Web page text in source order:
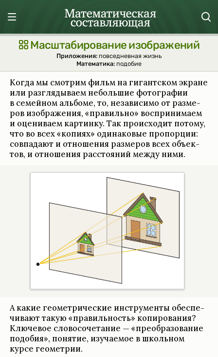
Масштабирование изображений
Приложения: повседневная жизнь
Математика: подобие
Когда мы смот­рим фильм на гигант­ском экране
или разгля­ды­ваем небольшие фотографии
в семей­ном аль­боме, то, неза­ви­симо от разме­
ров изоб­раже­ния, «пра­вильно» воспри­нимаем
и оце­ни­ваем кар­тинку. Так про­ис­хо­дит потому,
что во всех «копиях» оди­на­ко­вые про­порции:
совпа­дают и отноше­ния разме­ров всех объек­
тов, и отноше­ния рас­сто­я­ний между ними.
А какие геомет­ри­че­ские инструменты обес­пе­
чи­вают такую «пра­виль­ность» копи­ро­ва­ния?
Клю­че­вое сло­во­со­че­та­ние — «пре­об­ра­зо­ва­ние
подо­бия», поня­тие, изу­ча­емое в школь­ном
курсе геомет­рии.